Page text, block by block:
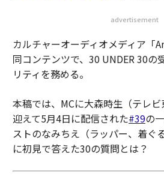
advertisement
カルチャーオーディオメディア「
同コンテンツで、30 UNDER 30の
リティを務める。
本稿では、MCに大森時生（テレ
迎えて5月4日に配信された#39の
ストのなみちえ（ラッパー、着ぐ
に初見で答えた30の質問とは？